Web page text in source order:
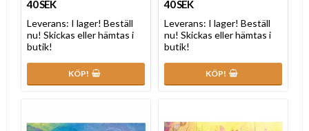
40 SEK
Leverans: I lager! Beställ
nu! Skickas eller hämtas i
butik!
KÖP!
40 SEK
Leverans: I lager! Beställ
nu! Skickas eller hämtas i
butik!
KÖP!